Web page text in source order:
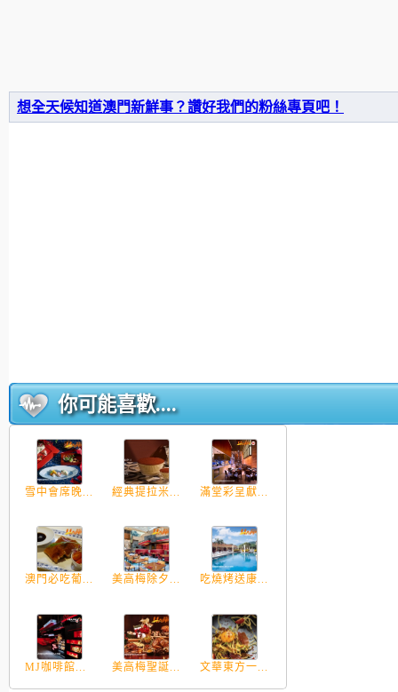
想全天候知道澳門新鮮事？讚好我們的粉絲專頁吧！
你可能喜歡....
雪中會席晚... 經典提拉米... 滿堂彩呈獻...
澳門必吃葡... 美高梅除夕... 吃燒烤送康...
MJ咖啡館... 美高梅聖誕... 文華東方一...